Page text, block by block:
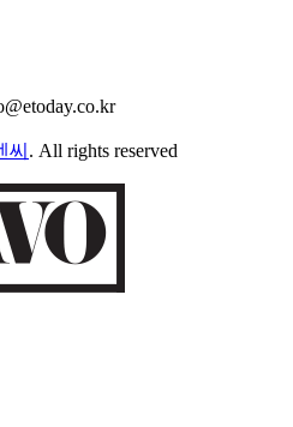
씨 . All rights reserved